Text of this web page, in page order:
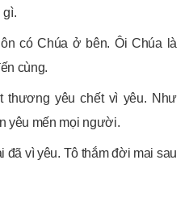
gì.
có Chúa ở bên. Ôi Chúa là
cùng.
thương yêu chết vì yêu. Như
yêu mến mọi người.
đã vì yêu. Tô thắm đời mai sau